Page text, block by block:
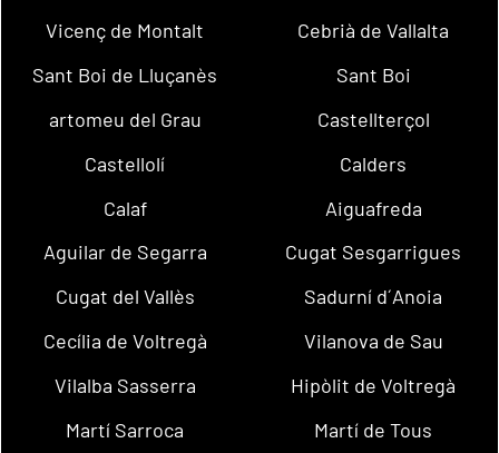
Vicenç de Montalt
Cebrià de Vallalta
Sant Boi de Lluçanès
Sant Boi
artomeu del Grau
Castellterçol
Castellolí
Calders
Calaf
Aiguafreda
Aguilar de Segarra
Cugat Sesgarrigues
Cugat del Vallès
Sadurní d´Anoia
Cecília de Voltregà
Vilanova de Sau
Vilalba Sasserra
Hipòlit de Voltregà
Martí Sarroca
Martí de Tous